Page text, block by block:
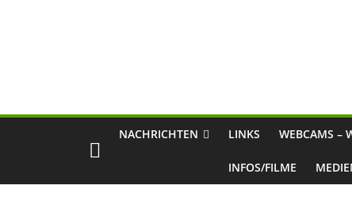
NACHRICHTEN LINKS WEBCAMS –
INFOS/FILME